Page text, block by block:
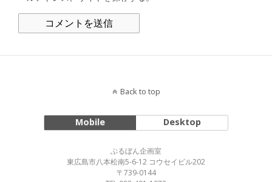
Back to top
Mobile Desktop
ぶるぼん企画室
東広島市八本松南5-6-12 コウセイビル202
〒739-0144